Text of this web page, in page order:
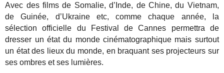
Avec des films de Somalie, d’Inde, de Chine, du Vietnam,
de Guinée, d’Ukraine etc, comme chaque année, la
sélection officielle du Festival de Cannes permettra de
dresser un état du monde cinématographique mais surtout
un état des lieux du monde, en braquant ses projecteurs sur
ses ombres et ses lumières.